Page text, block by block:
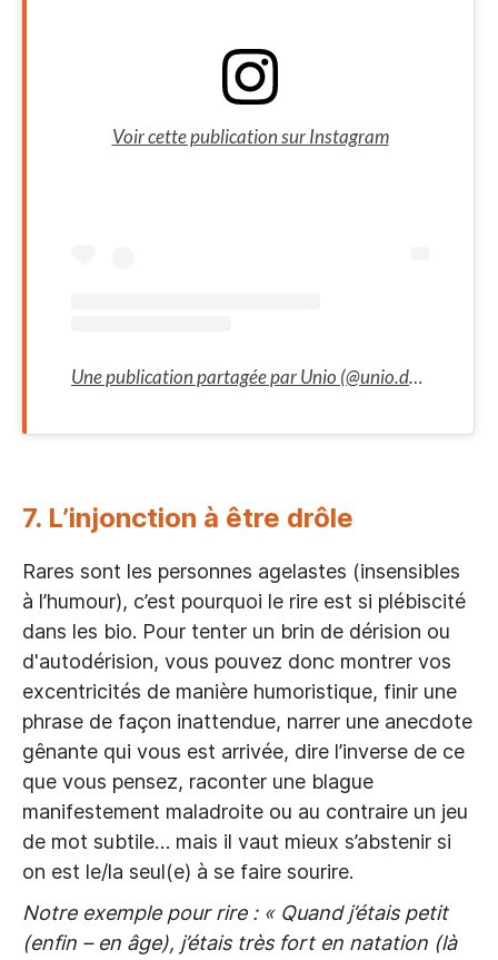
Voir cette publication sur Instagram
Une publication partagée par Unio (@unio.date)
7. L’injonction à être drôle
Rares sont les personnes agelastes (insensibles
à l’humour), c’est pourquoi le rire est si plébiscité
dans les bio. Pour tenter un brin de dérision ou
d'autodérision, vous pouvez donc montrer vos
excentricités de manière humoristique, finir une
phrase de façon inattendue, narrer une anecdote
gênante qui vous est arrivée, dire l’inverse de ce
que vous pensez, raconter une blague
manifestement maladroite ou au contraire un jeu
de mot subtile… mais il vaut mieux s’abstenir si
on est le/la seul(e) à se faire sourire.
Notre exemple pour rire : « Quand j’étais petit
(enfin – en âge), j’étais très fort en natation (là